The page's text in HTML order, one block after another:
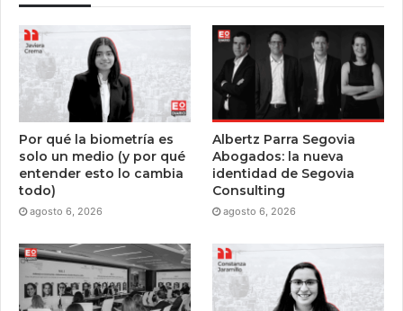
Por qué la biometría es
solo un medio (y por qué
entender esto lo cambia
todo)
agosto 6, 2026
Albertz Parra Segovia
Abogados: la nueva
identidad de Segovia
Consulting
agosto 6, 2026